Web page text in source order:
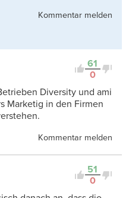
Kommentar melden
61
0
Diversity und ami
Marketig in den Firmen
Kommentar melden
51
0